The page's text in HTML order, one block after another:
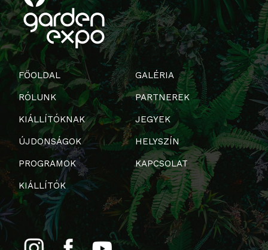
FŐOLDAL
RÓLUNK
KIÁLLÍTÓKNAK
ÚJDONSÁGOK
PROGRAMOK
KIÁLLÍTÓK
GALÉRIA
PARTNEREK
JEGYEK
HELYSZÍN
KAPCSOLAT